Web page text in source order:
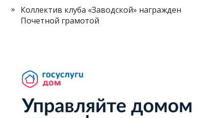
Коллектив клуба «Заводской» награжден
Почетной грамотой